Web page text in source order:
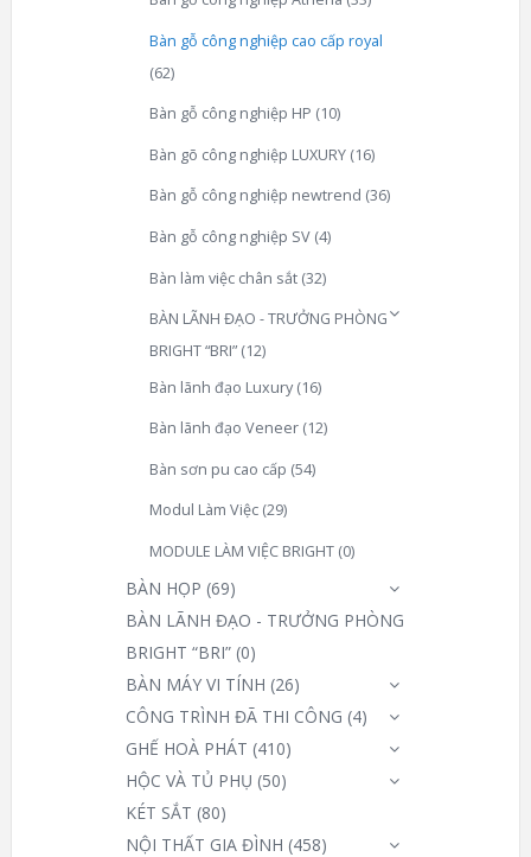
Bàn gỗ công nghiệp cao cấp royal
(62)
Bàn gỗ công nghiệp HP (10)
Bàn gõ công nghiệp LUXURY (16)
Bàn gỗ công nghiệp newtrend (36)
Bàn gỗ công nghiệp SV (4)
Bàn làm việc chân sắt (32)
BÀN LÃNH ĐẠO - TRƯỞNG PHÒNG
BRIGHT “BRI” (12)
Bàn lãnh đạo Luxury (16)
Bàn lãnh đạo Veneer (12)
Bàn sơn pu cao cấp (54)
Modul Làm Việc (29)
MODULE LÀM VIỆC BRIGHT (0)
BÀN HỌP (69)
BÀN LÃNH ĐẠO - TRƯỞNG PHÒNG
BRIGHT “BRI” (0)
BÀN MÁY VI TÍNH (26)
CÔNG TRÌNH ĐÃ THI CÔNG (4)
GHẾ HOÀ PHÁT (410)
HỘC VÀ TỦ PHỤ (50)
KÉT SẮT (80)
NỘI THẤT GIA ĐÌNH (458)